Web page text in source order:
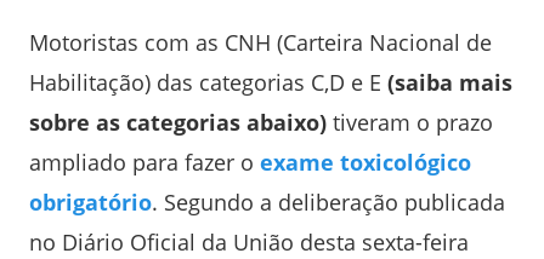
Motoristas com as CNH (Carteira Nacional de
Habilitação) das categorias C,D e E (saiba mais
sobre as categorias abaixo) tiveram o prazo
ampliado para fazer o exame toxicológico
obrigatório. Segundo a deliberação publicada
no Diário Oficial da União desta sexta-feira